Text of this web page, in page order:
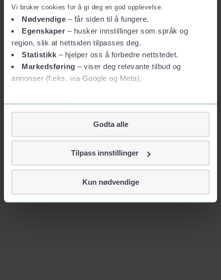
Vi bruker cookies for å gi deg en god opplevelse:
Nødvendige – får siden til å fungere.
Egenskaper – husker innstillinger som språk og
region, slik at nettsiden tilpasses deg.
Statistikk – hjelper oss å forbedre nettstedet.
Markedsføring – viser deg relevante tilbud og
annonser (f.eks. via Google og Meta).
Vil du vite mer?
Om informasjonskapsler
Googles retningslinjer for personvern
Vi tar ditt personvern på alvor
identifiserer deg, som navn eller telefonnummer.
Godta alle
Tilpass innstillinger
Kun nødvendige